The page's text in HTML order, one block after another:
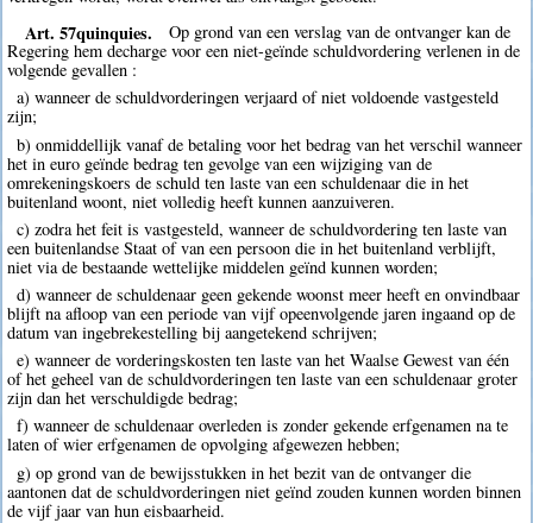
Art. 57quinquies.
Op grond van een verslag van de ontvanger kan de
Regering hem decharge voor een niet-geïnde schuldvordering verlenen in de
volgende gevallen :
a) wanneer de schuldvorderingen verjaard of niet voldoende vastgesteld
zijn;
b) onmiddellijk vanaf de betaling voor het bedrag van het verschil wanneer
het in euro geïnde bedrag ten gevolge van een wijziging van de
omrekeningskoers de schuld ten laste van een schuldenaar die in het
buitenland woont, niet volledig heeft kunnen aanzuiveren.
c) zodra het feit is vastgesteld, wanneer de schuldvordering ten laste van
een buitenlandse Staat of van een persoon die in het buitenland verblijft,
niet via de bestaande wettelijke middelen geïnd kunnen worden;
d) wanneer de schuldenaar geen gekende woonst meer heeft en onvindbaar
blijft na afloop van een periode van vijf opeenvolgende jaren ingaand op de
datum van ingebrekestelling bij aangetekend schrijven;
e) wanneer de vorderingskosten ten laste van het Waalse Gewest van één
of het geheel van de schuldvorderingen ten laste van een schuldenaar groter
zijn dan het verschuldigde bedrag;
f) wanneer de schuldenaar overleden is zonder gekende erfgenamen na te
laten of wier erfgenamen de opvolging afgewezen hebben;
g) op grond van de bewijsstukken in het bezit van de ontvanger die
aantonen dat de schuldvorderingen niet geïnd zouden kunnen worden binnen
de vijf jaar van hun eisbaarheid.